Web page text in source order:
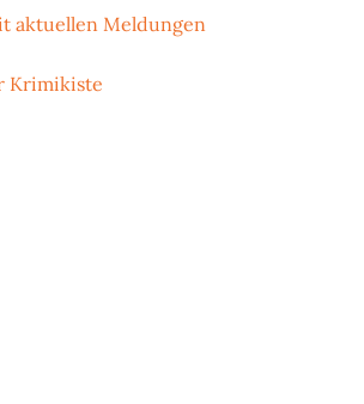
aktuellen Meldungen
Krimikiste